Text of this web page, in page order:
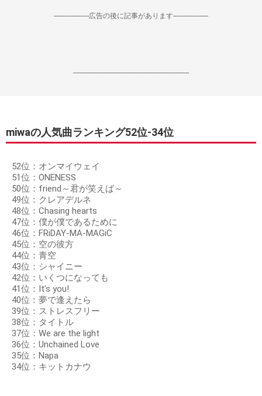
--------------------広告の後に記事があります--------------------
------------------------------------------------------------------
miwaの人気曲ランキング52位‐34位
52位：オンマイウェイ
51位：ONENESS
50位：friend～君が笑えば～
49位：クレアデルネ
48位：Chasing hearts
47位：僕が僕であるために
46位：FRiDAY-MA-MAGiC
45位：空の彼方
44位：青空
43位：シャイニー
42位：いくつになっても
41位：It’s you!
40位：夢で逢えたら
39位：ストレスフリー
38位：タイトル
37位：We are the light
36位：Unchained Love
35位：Napa
34位：キットカナウ